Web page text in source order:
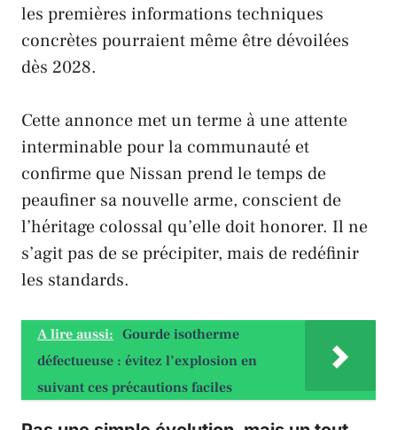
les premières informations techniques
concrètes pourraient même être dévoilées
dès 2028.
Cette annoncemet un terme à une attente
interminablepour la communauté et
confirme queNissan prend le temps de
peaufiner sanouvelle arme, conscient de
l’héritage colossal qu’elle doit honorer. Il ne
s’agit pas de se précipiter, mais deredéfinir
les standards.
A lire aussi: Gourde isotherme
défectueuse : évitez l’explosion en
suivant ces précautions faciles